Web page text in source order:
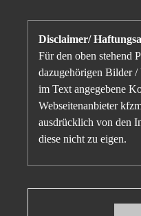
Disclaimer/
Für den oben stehend
dazugehörigen Bilder /
im Text angegebene
Webseitenanbieter
ausdrücklich von den
diese nicht zu eigen.